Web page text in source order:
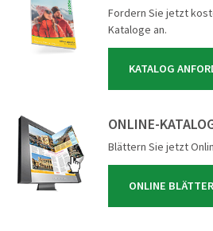
Fordern Sie jetzt
Kataloge an.
KATALOG
ONLINE-
Blättern Sie jetzt
ONLINE